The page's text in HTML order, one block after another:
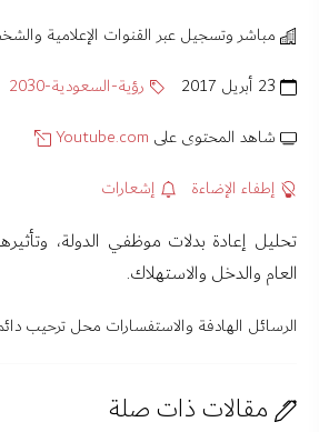
مباشر وتسجيل عبر القنوات الإعلامية
رؤية-السعودية-2030
شاهد المحتوى على Youtube.com
إطفاء الإضاءة
إشعارات
تحليل إعادة بدلات موظفي الدولة،
العام والدخل والاستهلاك.
الرسائل الهادفة والاستفسارات محل ترحيب
مقالات ذات صلة